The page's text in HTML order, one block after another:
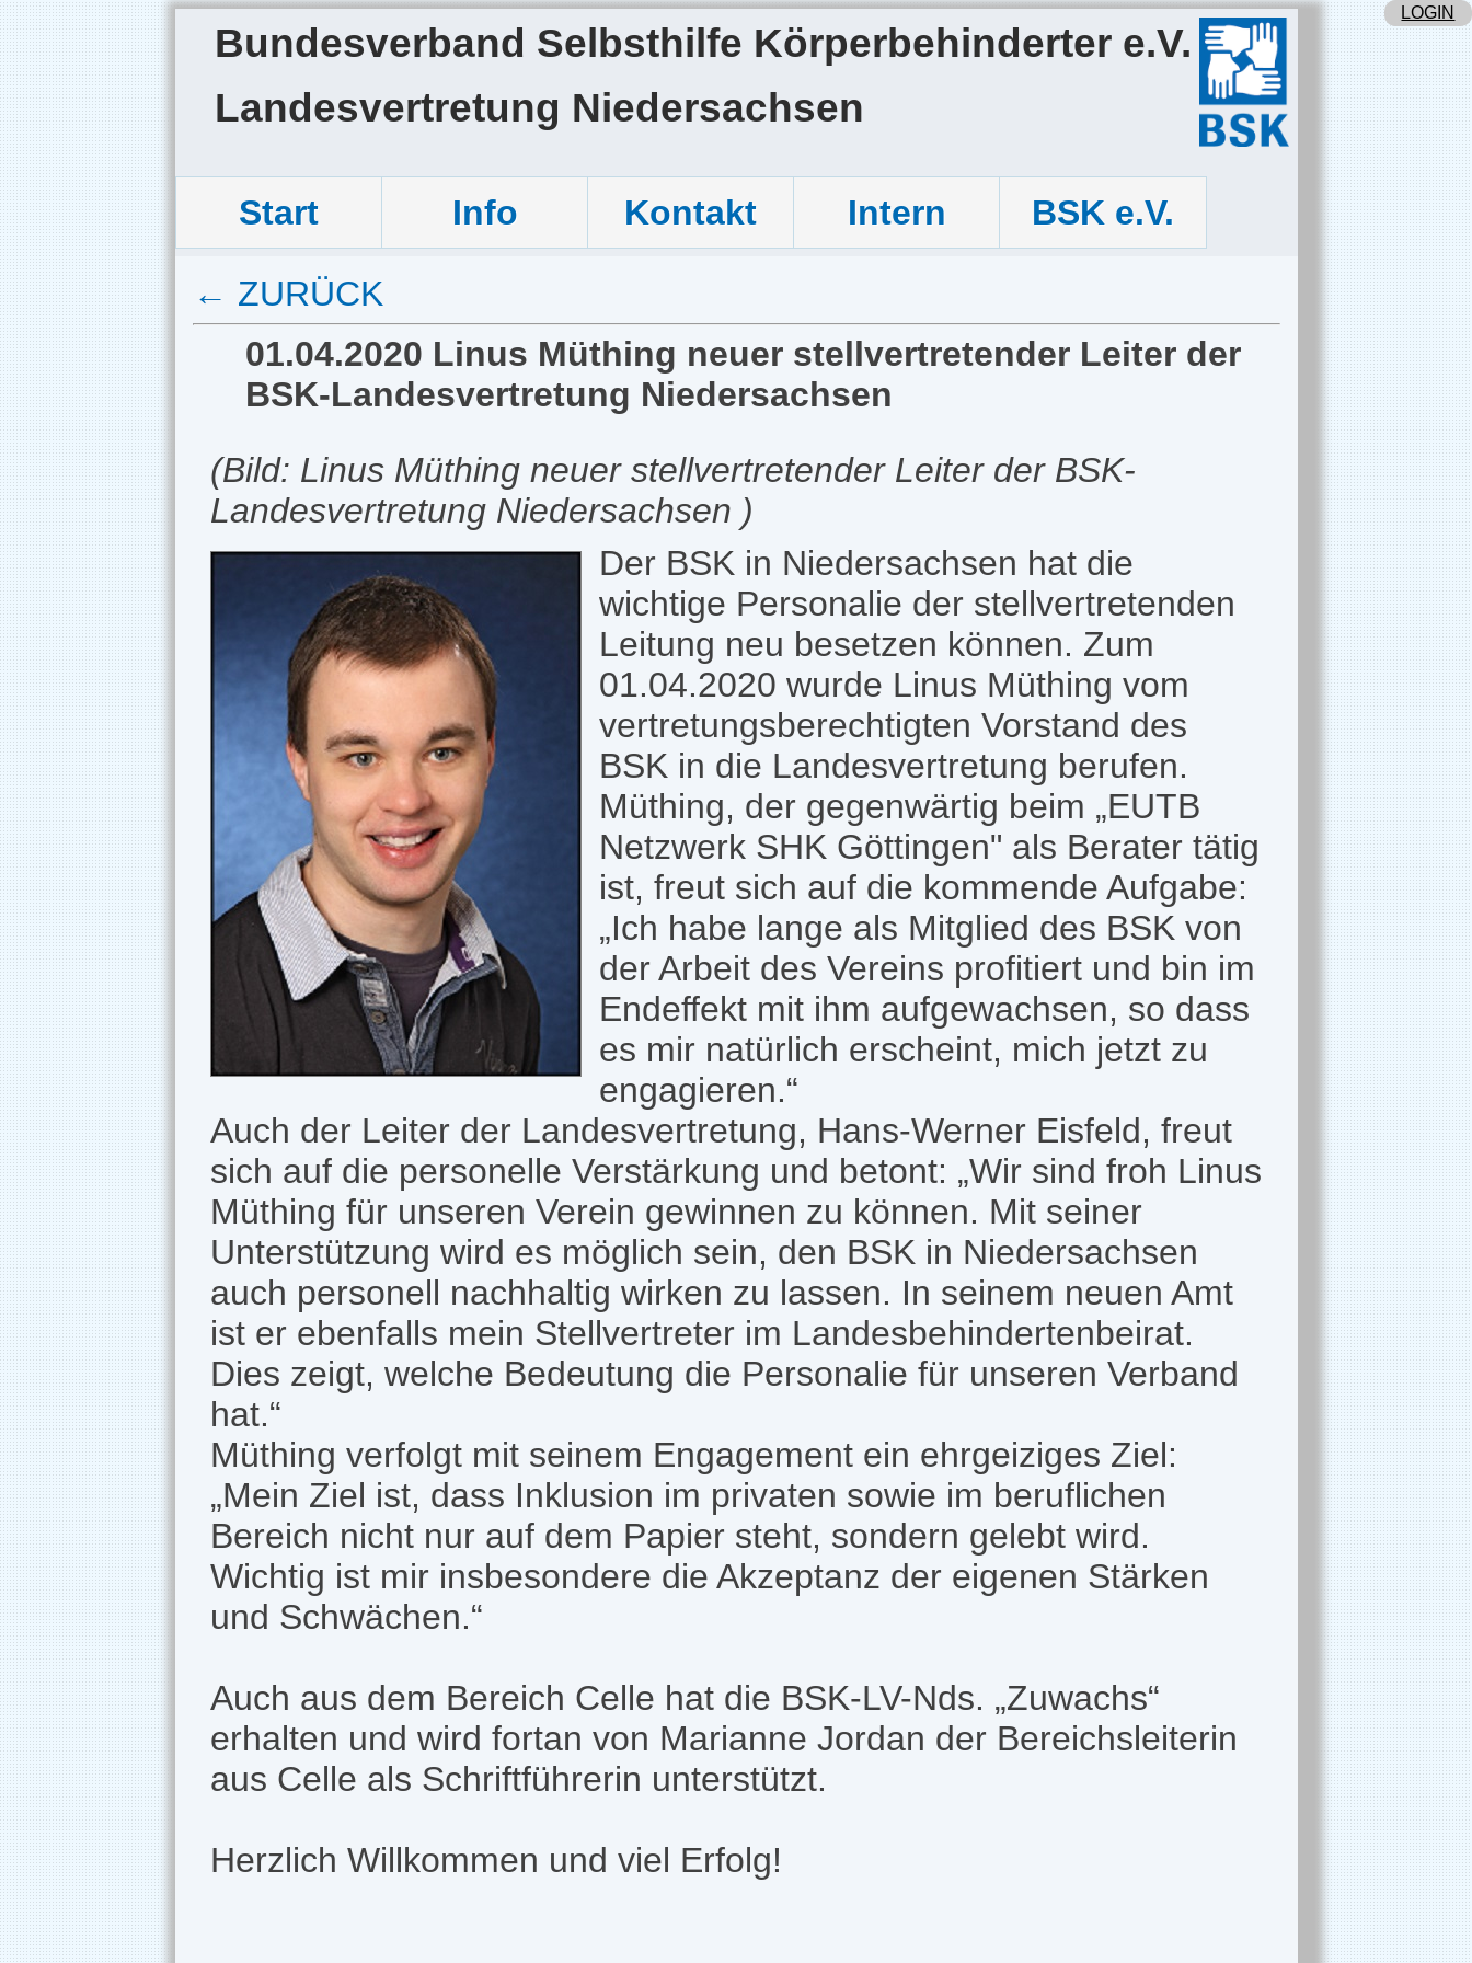
LOGIN
Bundesverband Selbsthilfe Körperbehinderter e.V.
Landesvertretung Niedersachsen
Start Info Kontakt Intern BSK e.V.
← ZURÜCK
01.04.2020 Linus Müthing neuer stellvertretender Leiter der
BSK-Landesvertretung Niedersachsen
(Bild: Linus Müthing neuer stellvertretender Leiter der BSK-
Landesvertretung Niedersachsen )
Der BSK in Niedersachsen hat die
wichtige Personalie der stellvertretenden
Leitung neu besetzen können. Zum
01.04.2020 wurde Linus Müthing vom
vertretungsberechtigten Vorstand des
BSK in die Landesvertretung berufen.
Müthing, der gegenwärtig beim „EUTB
Netzwerk SHK Göttingen" als Berater tätig
ist, freut sich auf die kommende Aufgabe:
„Ich habe lange als Mitglied des BSK von
der Arbeit des Vereins profitiert und bin im
Endeffekt mit ihm aufgewachsen, so dass
es mir natürlich erscheint, mich jetzt zu
engagieren.“
Auch der Leiter der Landesvertretung, Hans-Werner Eisfeld, freut
sich auf die personelle Verstärkung und betont: „Wir sind froh Linus
Müthing für unseren Verein gewinnen zu können. Mit seiner
Unterstützung wird es möglich sein, den BSK in Niedersachsen
auch personell nachhaltig wirken zu lassen. In seinem neuen Amt
ist er ebenfalls mein Stellvertreter im Landesbehindertenbeirat.
Dies zeigt, welche Bedeutung die Personalie für unseren Verband
hat.“
Müthing verfolgt mit seinem Engagement ein ehrgeiziges Ziel:
„Mein Ziel ist, dass Inklusion im privaten sowie im beruflichen
Bereich nicht nur auf dem Papier steht, sondern gelebt wird.
Wichtig ist mir insbesondere die Akzeptanz der eigenen Stärken
und Schwächen.“
Auch aus dem Bereich Celle hat die BSK-LV-Nds. „Zuwachs“
erhalten und wird fortan von Marianne Jordan der Bereichsleiterin
aus Celle als Schriftführerin unterstützt.
Herzlich Willkommen und viel Erfolg!